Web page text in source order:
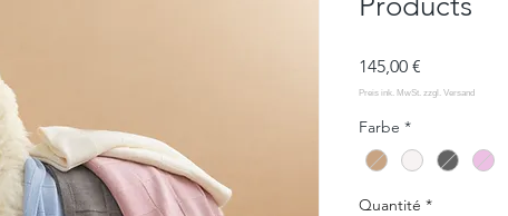
145,00 €
Farbe *
Quantité *